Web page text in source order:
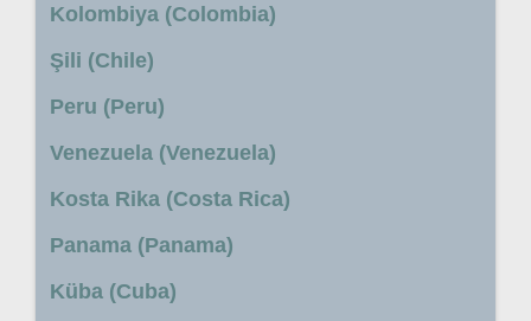
Kolombiya (Colombia)
Şili (Chile)
Peru (Peru)
Venezuela (Venezuela)
Kosta Rika (Costa Rica)
Panama (Panama)
Küba (Cuba)